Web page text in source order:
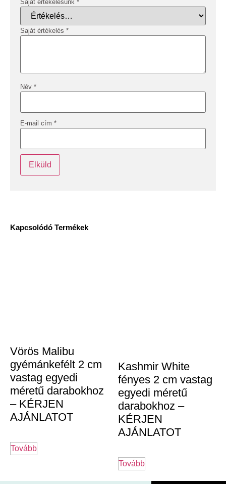
Kapcsolódó Termékek
Vörös Malibu
gyémánkefélt 2 cm
vastag egyedi
méretű darabokhoz
– KÉRJEN
AJÁNLATOT
Tovább
Kashmir White
fényes 2 cm vastag
egyedi méretű
darabokhoz –
KÉRJEN
AJÁNLATOT
Tovább
Saját értékelésünk *
Saját értékelés *
Név *
E-mail cím *